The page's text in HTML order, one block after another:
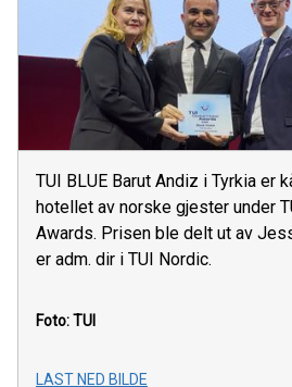
TUI BLUE Barut Andiz i Tyrkia er
hotellet av norske gjester under
Awards. Prisen ble delt ut av
er adm. dir i TUI Nordic.
Foto: TUI
LAST NED BILDE